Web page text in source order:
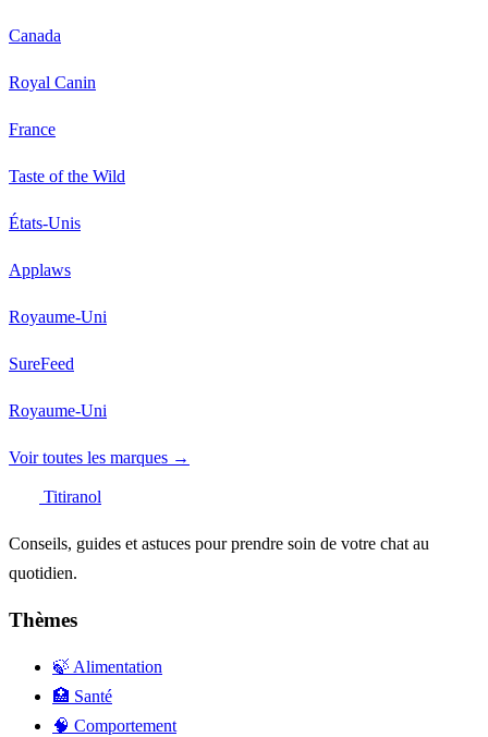
Canada
Royal Canin
France
Taste of the Wild
États-Unis
Applaws
Royaume-Uni
SureFeed
Royaume-Uni
Voir toutes les marques →
Titiranol
Conseils, guides et astuces pour prendre soin de votre chat au
quotidien.
Thèmes
🍃 Alimentation
🏥 Santé
🧠 Comportement